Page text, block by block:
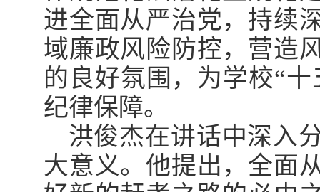
进全面从严治党，持续
域廉政风险防控，营造
的良好氛围，为学校“
纪律保障。
洪俊杰在讲话中深入
大意义。他提出，全面